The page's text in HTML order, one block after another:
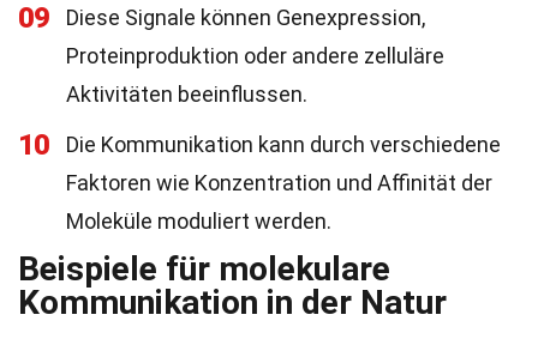
09
Diese Signale können Genexpression,
Proteinproduktion oder andere zelluläre
Aktivitäten beeinflussen.
10
Die Kommunikation kann durch verschiedene
Faktoren wie Konzentration und Affinität der
Moleküle moduliert werden.
Beispiele für molekulare
Kommunikation in der Natur